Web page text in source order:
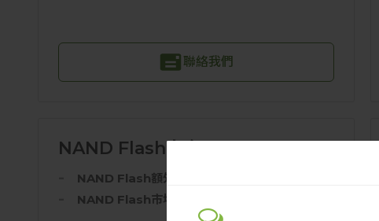
聯絡我們
NAND Flash白金
NAND Flash額外報告
NAND Flash市場快訊